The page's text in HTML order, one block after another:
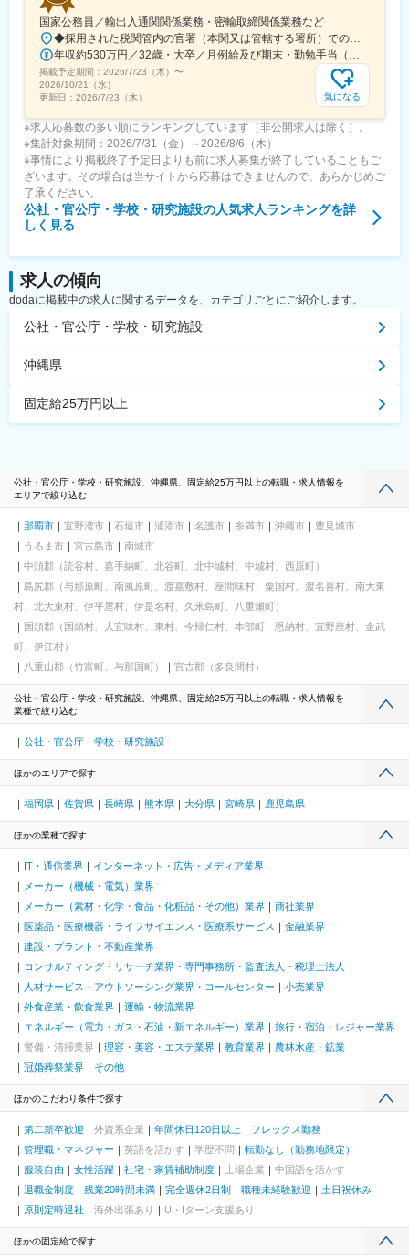
国家公務員／輸出入通関関係業務・密輸取締関係業務など
掲載予定期間： 2026/7/23（木） 〜
2026/10/21（水）
更新日： 2026/7/23（木） 気になる
※求人応募数の多い順にランキングしています（非公開求人は除く）。
※集計対象期間：2026/7/31（金）～2026/8/6（木）
※事情により掲載終了予定日よりも前に求人募集が終了していることもご
ざいます。その場合は当サイトから応募はできませんので、あらかじめご
了承ください。
公社・官公庁・学校・研究施設の人気求人ランキングを詳
しく見る
求人の傾向
dodaに掲載中の求人に関するデータを、カテゴリごとにご紹介します。
公社・官公庁・学校・研究施設
沖縄県
固定給25万円以上
公社・官公庁・学校・研究施設、沖縄県、固定給25万円以上の転職・求人情報を
エリアで絞り込む
那覇市 宜野湾市 石垣市 浦添市 名護市 糸満市 沖縄市
豊見城市
うるま市
宮古島市
南城市
中頭郡（読谷村、嘉手納町、北谷町、北中城村、中城村、西原町）
島尻郡（与那原町、南風原町、渡嘉敷村、座間味村、粟国村、渡名喜村、南大東
村、北大東村、伊平屋村、伊是名村、久米島町、八重瀬町）
国頭郡（国頭村、大宜味村、東村、今帰仁村、本部町、恩納村、宜野座村、金武
町、伊江村）
八重山郡（竹富町、与那国町）
宮古郡（多良間村）
公社・官公庁・学校・研究施設、沖縄県、固定給25万円以上の転職・求人情報を
業種で絞り込む
公社・官公庁・学校・研究施設
ほかのエリアで探す
福岡県 佐賀県 長崎県 熊本県 大分県 宮崎県 鹿児島県
ほかの業種で探す
IT・通信業界
インターネット・広告・メディア業界
メーカー（機械・電気）業界
メーカー（素材・化学・食品・化粧品・その他）業界
商社業界
医薬品・医療機器・ライフサイエンス・医療系サービス
金融業界
建設・プラント・不動産業界
コンサルティング・リサーチ業界・専門事務所・監査法人・税理士法人
人材サービス・アウトソーシング業界・コールセンター
小売業界
外食産業・飲食業界
運輸・物流業界
エネルギー（電力・ガス・石油・新エネルギー）業界
旅行・宿泊・レジャー業界
警備・清掃業界
理容・美容・エステ業界 教育業界
農林水産・鉱業
冠婚葬祭業界
その他
ほかのこだわり条件で探す
第二新卒歓迎 外資系企業 年間休日120日以上
フレックス勤務
管理職・マネジャー
英語を活かす 学歴不問
転勤なし（勤務地限定）
服装自由
女性活躍 社宅・家賃補助制度 上場企業
中国語を活かす
退職金制度
残業20時間未満 完全週休2日制 職種未経験歓迎
土日祝休み
原則定時退社
海外出張あり U・Iターン支援あり
ほかの固定給で探す